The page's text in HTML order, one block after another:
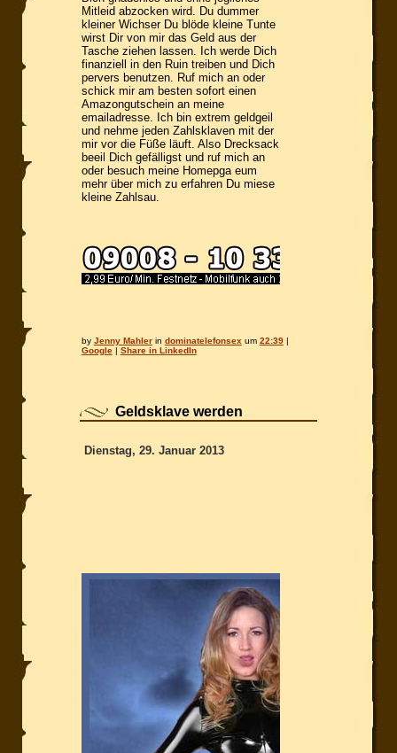
Mitleid abzocken wird. Du dummer
kleiner Wichser Du blöde kleine Tunte
wirst Dir von mir das Geld aus der
Tasche ziehen lassen. Ich werde Dich
finanziell in den Ruin treiben und Dich
pervers benutzen. Ruf mich an oder
schick mir am besten sofort einen
Amazongutschein an meine
emailadresse. Ich bin extrem geldgeil
und nehme jeden Zahlsklaven mit der
mir vor die Füße läuft. Also Drecksack
beeil Dich gefälligst und ruf mich an
oder besuch meine Homepga eum
mehr über mich zu erfahren Du miese
kleine Zahlsau.
by Jenny Mahlerin dominatelefonsex um 22:39|
Google| Share in LinkedIn
Geldsklave werden
Dienstag, 29. Januar 2013